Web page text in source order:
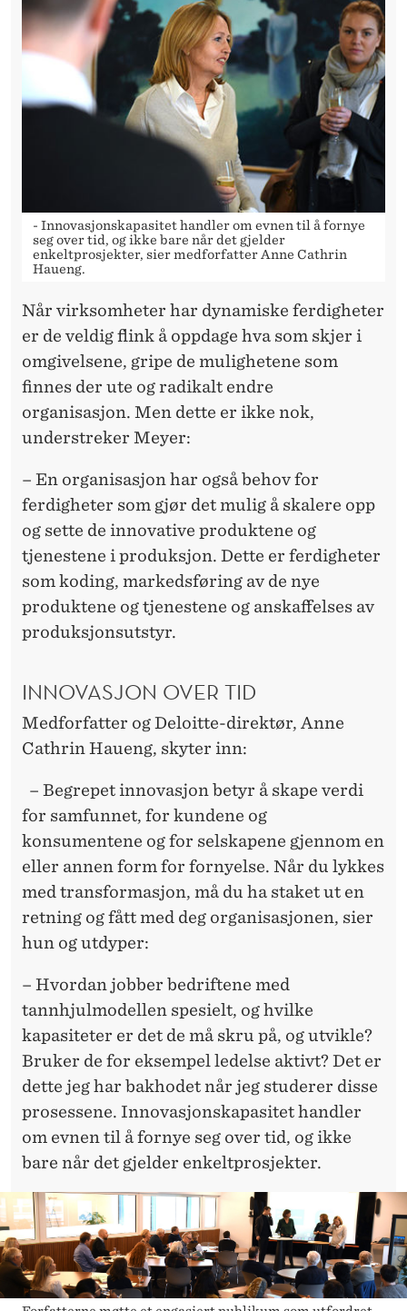
- Innovasjonskapasitet handler om evnen til å fornye
seg over tid, og ikke bare når det gjelder
enkeltprosjekter, sier medforfatter Anne Cathrin
Haueng.
Når virksomheter har dynamiske ferdigheter
er de veldig flink å oppdage hva som skjer i
omgivelsene, gripe de mulighetene som
finnes der ute og radikalt endre
organisasjon. Men dette er ikke nok,
understreker Meyer:
– En organisasjon har også behov for
ferdigheter som gjør det mulig å skalere opp
og sette de innovative produktene og
tjenestene i produksjon. Dette er ferdigheter
som koding, markedsføring av de nye
produktene og tjenestene og anskaffelses av
produksjonsutstyr.
INNOVASJON OVER TID
Medforfatter og Deloitte-direktør, Anne
Cathrin Haueng, skyter inn:
– Begrepet innovasjon betyr å skape verdi
for samfunnet, for kundene og
konsumentene og for selskapene gjennom en
eller annen form for fornyelse. Når du lykkes
med transformasjon, må du ha staket ut en
retning og fått med deg organisasjonen, sier
hun og utdyper:
– Hvordan jobber bedriftene med
tannhjulmodellen spesielt, og hvilke
kapasiteter er det de må skru på, og utvikle?
Bruker de for eksempel ledelse aktivt? Det er
dette jeg har bakhodet når jeg studerer disse
prosessene. Innovasjonskapasitet handler
om evnen til å fornye seg over tid, og ikke
bare når det gjelder enkeltprosjekter.